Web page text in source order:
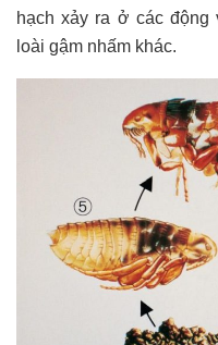
hạch xảy ra ở các động
loài gậm nhấm khác.